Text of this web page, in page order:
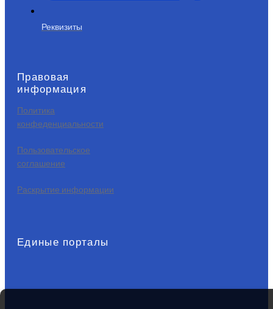
Реквизиты
Правовая
информация
Политика
конфеденциальности
Пользовательское
соглашение
Раскрытие информации
Единые порталы